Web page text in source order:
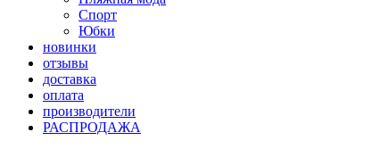
Спорт
Юбки
новинки
отзывы
доставка
оплата
производители
РАСПРОДАЖА